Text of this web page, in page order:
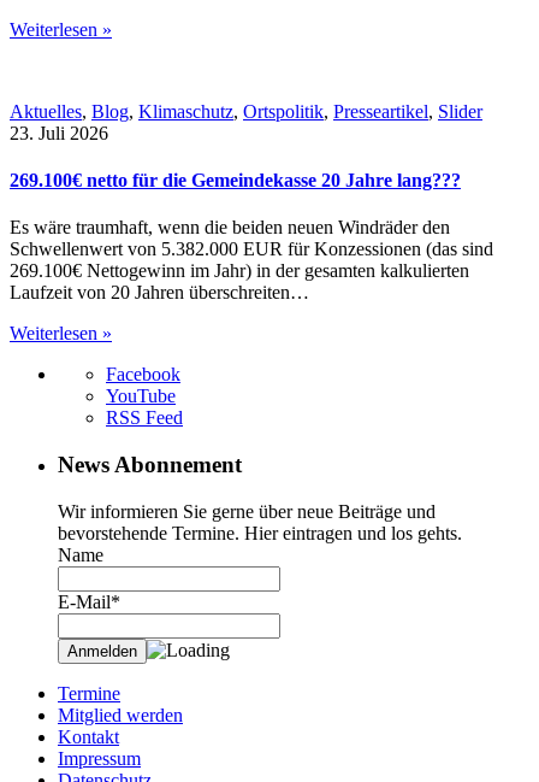
Weiterlesen »
Aktuelles, Blog, Klimaschutz, Ortspolitik, Presseartikel, Slider
23. Juli 2026
269.100€ netto für die Gemeindekasse 20 Jahre lang???
Es wäre traumhaft, wenn die beiden neuen Windräder den
Schwellenwert von 5.382.000 EUR für Konzessionen (das sind
269.100€ Nettogewinn im Jahr) in der gesamten kalkulierten
Laufzeit von 20 Jahren überschreiten…
Weiterlesen »
Facebook
YouTube
RSS Feed
News Abonnement
Wir informieren Sie gerne über neue Beiträge und
bevorstehende Termine. Hier eintragen und los gehts.
Name
E-Mail*
Termine
Mitglied werden
Kontakt
Impressum